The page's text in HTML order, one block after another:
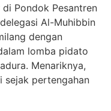
Pondok Pesantren
Al-Muhibbin
dengan
lomba pidato
Menariknya,
sejak pertengahan